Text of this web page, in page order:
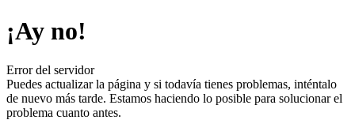
¡Ay no!
Error del servidor
Puedes actualizar la página y si todavía tienes problemas, inténtalo
de nuevo más tarde. Estamos haciendo lo posible para solucionar el
problema cuanto antes.